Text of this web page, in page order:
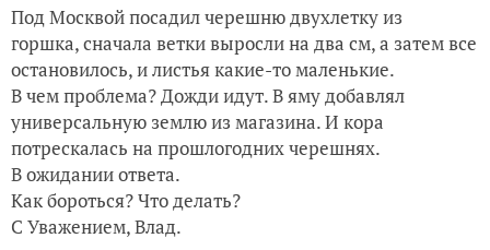
Под Москвой посадил черешню двухлетку из
горшка, сначала ветки выросли на два см, а затем все
остановилось, и листья какие-то маленькие.
В чем проблема? Дожди идут. В яму добавлял
универсальную землю из магазина. И кора
потрескалась на прошлогодних черешнях.
В ожидании ответа.
Как бороться? Что делать?
С Уважением, Влад.